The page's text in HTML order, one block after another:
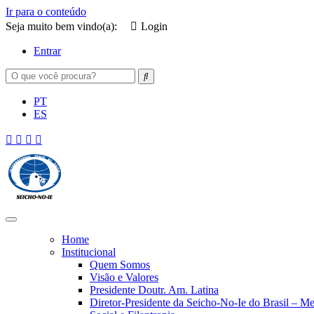
Ir para o conteúdo
Seja muito bem vindo(a):
Login
Entrar
PT
ES
Home
Institucional
Quem Somos
Visão e Valores
Presidente Doutr. Am. Latina
Diretor-Presidente da Seicho-No-Ie do Brasil –